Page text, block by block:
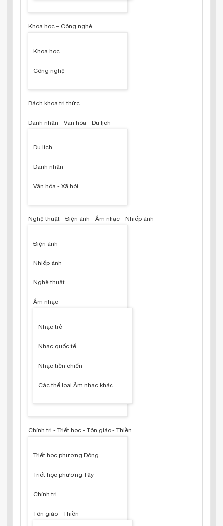
Khoa học – Công nghệ
Khoa học
Công nghệ
Bách khoa tri thức
Danh nhân - Văn hóa - Du lịch
Du lịch
Danh nhân
Văn hóa - Xã hội
Nghệ thuật - Điện ảnh - Âm nhạc - Nhiếp ảnh
Điện ảnh
Nhiếp ảnh
Nghệ thuật
Âm nhạc
Nhạc trẻ
Nhạc quốc tế
Nhạc tiền chiến
Các thể loại Âm nhạc khác
Chính trị - Triết học - Tôn giáo - Thiền
Triết học phương Đông
Triết học phương Tây
Chính trị
Tôn giáo - Thiền